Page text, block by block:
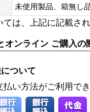
未使用製品、箱無
ては、上記に記載さ
オンライン ご購入の
ついて
払い方法がご利用で